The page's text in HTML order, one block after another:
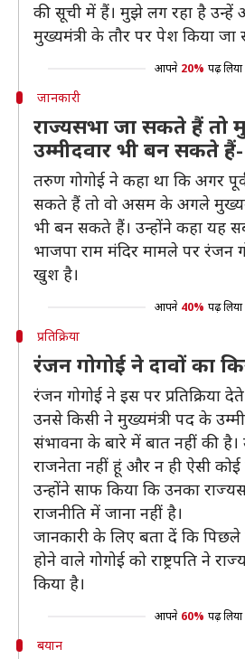
की सूची में हैं। मुझे लग रहा है
मुख्यमंत्री के तौर पर पेश किया जा
आपने 20% पढ़
जानकारी
राज्यसभा जा सकते हैं तो
उम्मीदवार भी बन सकते
तरुण गोगोई ने कहा था कि अगर
सकते हैं तो वो असम के अगले
भी बन सकते हैं। उन्होंने कहा यह
भाजपा राम मंदिर मामले पर रंजन
खुश है।
आपने 40% पढ़
प्रतिक्रिया
रंजन गोगोई ने दावों का
रंजन गोगोई ने इस पर प्रतिक्रिया
उनसे किसी ने मुख्यमंत्री पद के
संभावना के बारे में बात नहीं की है।
राजनेता नहीं हूं और न ही ऐसी कोई
उन्होंने साफ किया कि उनका
राजनीति में जाना नहीं है।
जानकारी के लिए बता दें कि पिछले
होने वाले गोगोई को राष्ट्रपति ने
किया है।
आपने 60% पढ़
बयान